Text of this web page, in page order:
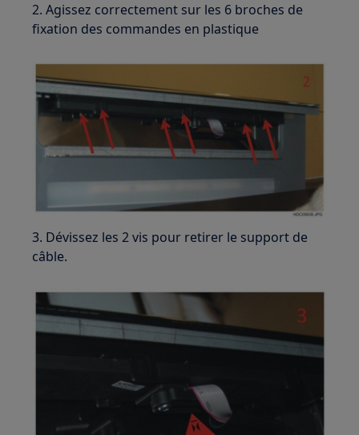
2. Agissez correctement sur les 6 broches de
fixation des commandes en plastique
3. Dévissez les 2 vis pour retirer le support de
câble.